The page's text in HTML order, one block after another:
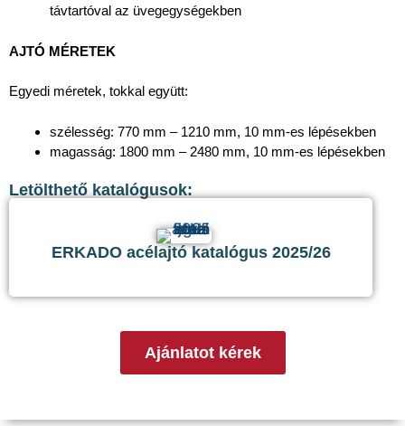
távtartóval az üvegegységekben
AJTÓ MÉRETEK
Egyedi méretek, tokkal együtt:
szélesség: 770 mm – 1210 mm, 10 mm-es lépésekben
magasság: 1800 mm – 2480 mm, 10 mm-es lépésekben
Letölthető katalógusok:
ERKADO acélajtó katalógus 2025/26
Ajánlatot kérek